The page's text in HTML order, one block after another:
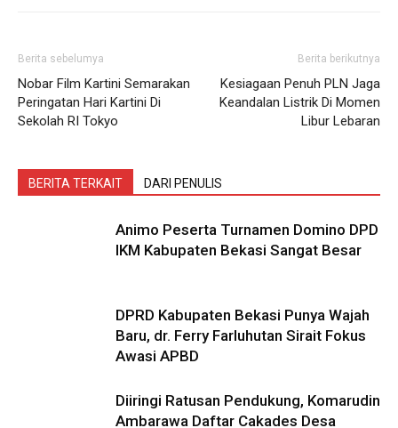
Berita sebelumya
Nobar Film Kartini Semarakan
Peringatan Hari Kartini Di
Sekolah RI Tokyo
Berita berikutnya
Kesiagaan Penuh PLN Jaga
Keandalan Listrik Di Momen
Libur Lebaran
BERITA TERKAIT DARI PENULIS
Animo Peserta Turnamen Domino DPD
IKM Kabupaten Bekasi Sangat Besar
DPRD Kabupaten Bekasi Punya Wajah
Baru, dr. Ferry Farluhutan Sirait Fokus
Awasi APBD
Diiringi Ratusan Pendukung, Komarudin
Ambarawa Daftar Cakades Desa